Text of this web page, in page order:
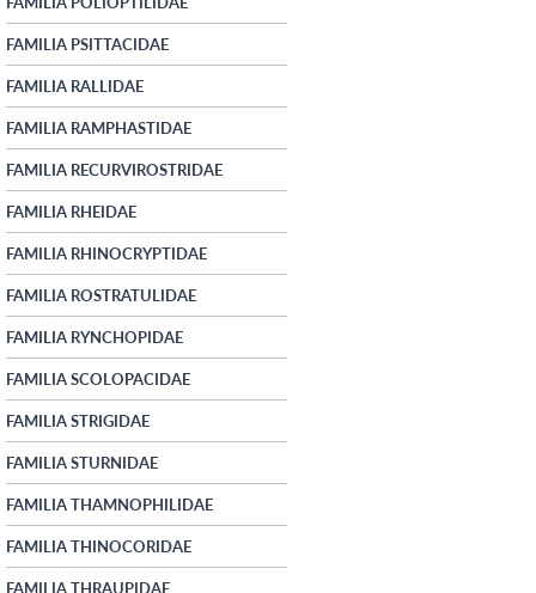
FAMILIA PSITTACIDAE
FAMILIA RALLIDAE
FAMILIA RAMPHASTIDAE
FAMILIA RECURVIROSTRIDAE
FAMILIA RHEIDAE
FAMILIA RHINOCRYPTIDAE
FAMILIA ROSTRATULIDAE
FAMILIA RYNCHOPIDAE
FAMILIA SCOLOPACIDAE
FAMILIA STRIGIDAE
FAMILIA STURNIDAE
FAMILIA THAMNOPHILIDAE
FAMILIA THINOCORIDAE
FAMILIA THRAUPIDAE